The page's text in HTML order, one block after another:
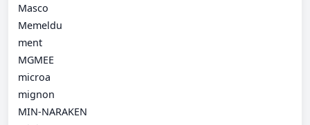
Masco
Memeldu
ment
MGMEE
microa
mignon
MIN-NARAKEN